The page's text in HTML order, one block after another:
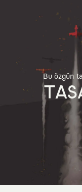
Bu özgün